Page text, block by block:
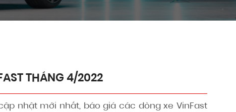
THÁNG 4/2022
nhật mới nhất, báo giá các dòng xe VinFast